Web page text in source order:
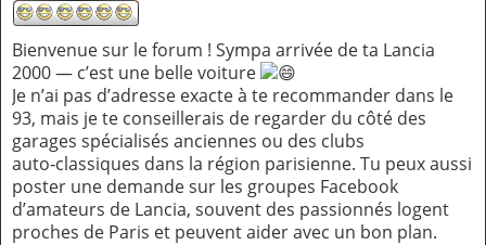
Bienvenue sur le forum ! Sympa arrivée de ta Lancia
2000 — c’est une belle voiture
Je n’ai pas d’adresse exacte à te recommander dans le
93, mais je te conseillerais de regarder du côté des
garages spécialisés anciennes ou des clubs
auto‑classiques dans la région parisienne. Tu peux aussi
poster une demande sur les groupes Facebook
d’amateurs de Lancia, souvent des passionnés logent
proches de Paris et peuvent aider avec un bon plan.